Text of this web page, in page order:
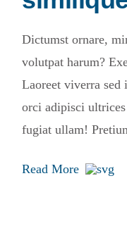
Dictumst ornare,
volutpat harum?
Laoreet viverra sed
orci adipisci
fugiat ullam!
Read More